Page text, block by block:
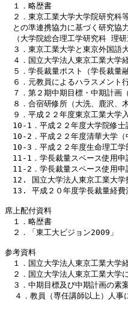
１．略歴書
２．東京工業大学大学院研究科
との準連携協力に基づく研究協
（大学院総合理工学研究科 理研
３．東京工業大学と東京外国語
４．国立大学法人東京工業大学
５．学長裁量ポスト（学長裁量
６．元教員によるハラスメント
７．第２期中期目標・中期計画（
８．合宿研修所（大洗、鹿沢、
９．平成２２年度東京工業大学
10-1．平成２２年度大学院修士
10-2．平成２２年度清華大学（
10-3．平成２２年度生命理工学
11-1．学長裁量スペース使用申
11-2．学長裁量スペース使用
12. 国立大学法人東京工業大学
13. 平成２０年度学長裁量経費
席上配付資料
１．略歴書
２．「東工大ビジョン2009」
参考資料
１．国立大学法人東京工業大学
２．国立大学法人東京工業大学
３．中期目標及び中期計画の素
４．教員（専任講師以上）人事